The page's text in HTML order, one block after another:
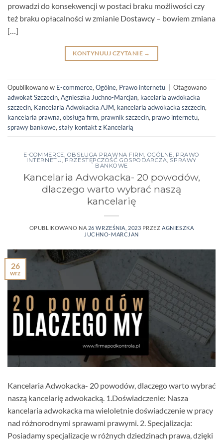
prowadzi do konsekwencji w postaci braku możliwości czy
też braku opłacalności w zmianie Dostawcy – bowiem zmiana
[…]
KONTYNUUJ CZYTANIE →
Opublikowano w E-commerce, Ogólne, Prawo internetu
Otagowano
adwokat Szczecin, Agnieszka Juchno-Marcjan, kacelaria awdokacka
szczecin, Kancelaria Adwokacka AJM, kancelaria adwokacka szczecin,
kancelaria prawna, obsługa firm, prawnik szczecin, prawo internetu,
sprawy bankowe, stały kontakt z Kancelarią
E-COMMERCE OBSŁUGA PRAWNA FIRM OGÓLNE PRAWO
INTERNETU PRZESTĘPCZOŚĆ GOSPODARCZA SPRAWY
BANKOWE
Kancelaria Adwokacka- 20 powodów,
dlaczego warto wybrać naszą
kancelarię
OPUBLIKOWANO NA 26 WRZEŚNIA, 2023 PRZEZAGNIESZKA
JUCHNO-MARCJAN
26
wrz
Kancelaria Adwokacka- 20 powodów, dlaczego warto wybrać
naszą kancelarię adwokacką. 1.Doświadczenie: Nasza
kancelaria adwokacka ma wieloletnie doświadczenie w pracy
nad różnorodnymi sprawami prawymi. 2. Specjalizacja:
Posiadamy specjalizacje w różnych dziedzinach prawa, dzięki